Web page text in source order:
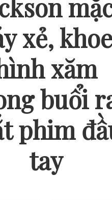
xẻ, khoe
xăm
buổi
phim
tay